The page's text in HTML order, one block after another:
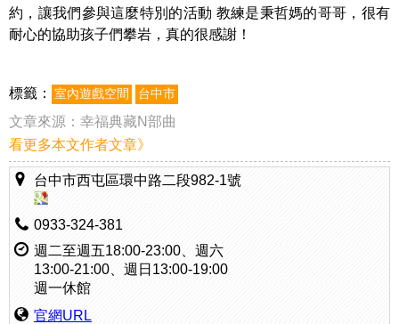
約，讓我們參與這麼特別的活動 教練是秉哲媽的哥哥，很有
耐心的協助孩子們攀岩，真的很感謝！
標籤： 室內遊戲空間 台中市
文章來源： 幸福典藏N部曲
看更多本文作者文章》
台中市西屯區環中路二段982-1號
0933-324-381
週二至週五18:00-23:00、週六
13:00-21:00、週日13:00-19:00
週一休館
官網URL